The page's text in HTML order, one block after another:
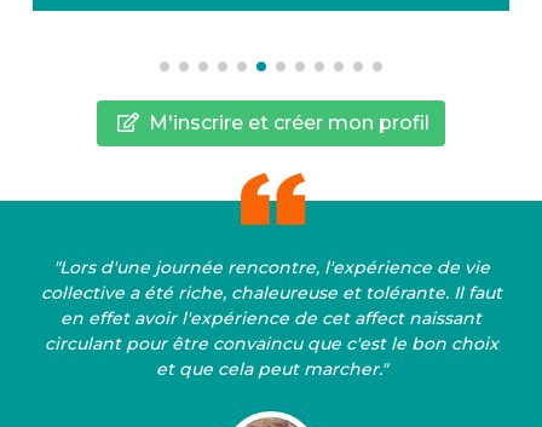
M'inscrire et créer mon profil
"Lors d'une journée rencontre, l'expérience de vie
collective a été riche, chaleureuse et tolérante. Il faut
en effet avoir l'expérience de cet affect naissant
circulant pour être convaincu que c'est le bon choix
et que cela peut marcher."